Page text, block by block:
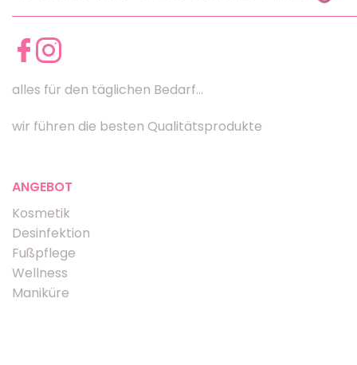
alles für den täglichen Bedarf...
wir führen die besten Qualitätsprodukte
ANGEBOT
Kosmetik
Desinfektion
Fußpflege
Wellness
Maniküre